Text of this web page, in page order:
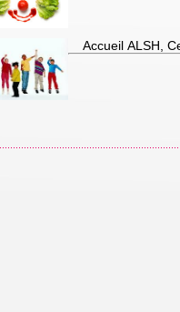
Accueil ALSH,